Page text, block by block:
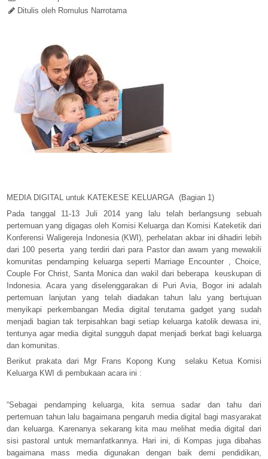
Ditulis oleh Romulus Narrotama
MEDIA DIGITAL untuk KATEKESE KELUARGA (Bagian 1)
Pada tanggal 11-13 Juli 2014 yang lalu telah berlangsung sebuah
pertemuan yang digagas oleh Komisi Keluarga dan Komisi Kateketik dari
Konferensi Waligereja Indonesia (KWI), perhelatan akbar ini dihadiri lebih
dari 100 peserta yang terdiri dari para Pastor dan awam yang mewakili
komunitas pendamping keluarga seperti Marriage Encounter , Choice,
Couple For Christ, Santa Monica dan wakil dari beberapa keuskupan di
Indonesia. Acara yang diselenggarakan di Puri Avia, Bogor ini adalah
pertemuan lanjutan yang telah diadakan tahun lalu yang bertujuan
menyikapi perkembangan Media digital terutama gadget yang sudah
menjadi bagian tak terpisahkan bagi setiap keluarga katolik dewasa ini,
tentunya agar media digital sungguh dapat menjadi berkat bagi keluarga
dan komunitas.
Berikut prakata dari Mgr Frans Kopong Kung selaku Ketua Komisi
Keluarga KWI di pembukaan acara ini :
“Sebagai pendamping keluarga, kita semua sadar dan tahu dari
pertemuan tahun lalu bagaimana pengaruh media digital bagi masyarakat
dan keluarga. Karenanya sekarang kita mau melihat media digital dari
sisi pastoral untuk memanfatkannya. Hari ini, di Kompas juga dibahas
bagaimana mass media digunakan dengan baik demi pendidikan,